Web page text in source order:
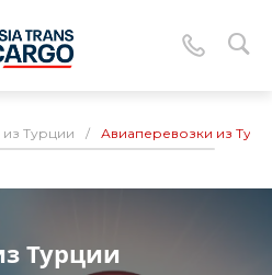
из Турции / Авиаперевозки из
Турции